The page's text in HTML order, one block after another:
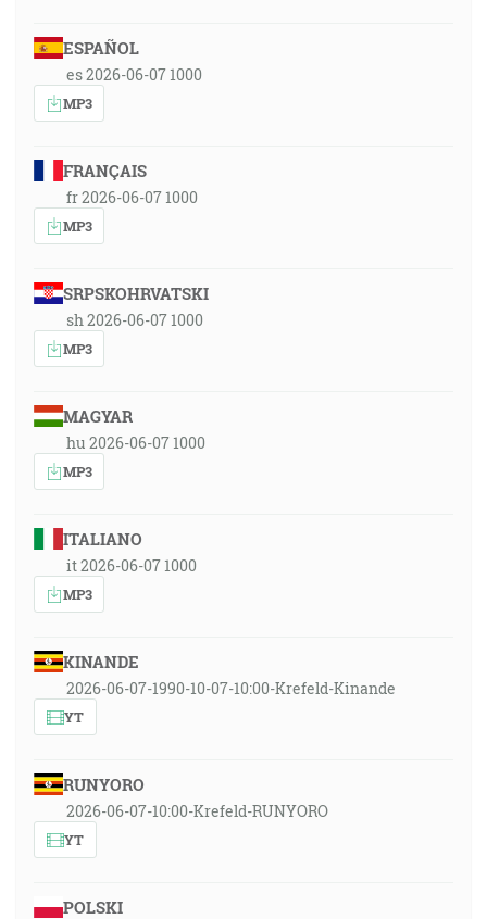
ESPAÑOL
es 2026-06-07 1000
MP3
FRANÇAIS
fr 2026-06-07 1000
MP3
SRPSKOHRVATSKI
sh 2026-06-07 1000
MP3
MAGYAR
hu 2026-06-07 1000
MP3
ITALIANO
it 2026-06-07 1000
MP3
KINANDE
2026-06-07-1990-10-07-10:00-Krefeld-Kinande
YT
RUNYORO
2026-06-07-10:00-Krefeld-RUNYORO
YT
POLSKI